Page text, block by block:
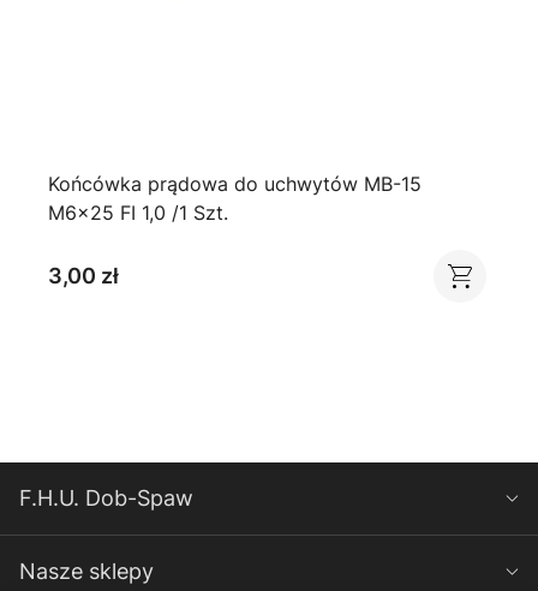
Końcówka prądowa do uchwytów MB-15
M6x25 FI 1,0 /1 Szt.
3,00 zł
F.H.U. Dob-Spaw
Nasze sklepy